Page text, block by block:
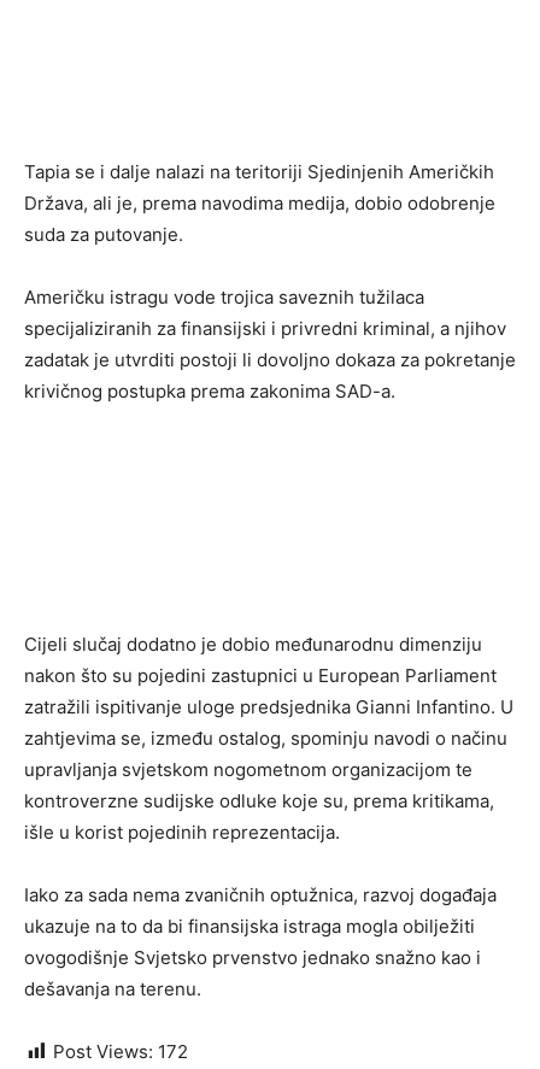
Tapia se i dalje nalazi na teritoriji Sjedinjenih Američkih
Država, ali je, prema navodima medija, dobio odobrenje
suda za putovanje.
Američku istragu vode trojica saveznih tužilaca
specijaliziranih za finansijski i privredni kriminal, a njihov
zadatak je utvrditi postoji li dovoljno dokaza za pokretanje
krivičnog postupka prema zakonima SAD-a.
Cijeli slučaj dodatno je dobio međunarodnu dimenziju
nakon što su pojedini zastupnici u European Parliament
zatražili ispitivanje uloge predsjednika Gianni Infantino. U
zahtjevima se, između ostalog, spominju navodi o načinu
upravljanja svjetskom nogometnom organizacijom te
kontroverzne sudijske odluke koje su, prema kritikama,
išle u korist pojedinih reprezentacija.
Iako za sada nema zvaničnih optužnica, razvoj događaja
ukazuje na to da bi finansijska istraga mogla obilježiti
ovogodišnje Svjetsko prvenstvo jednako snažno kao i
dešavanja na terenu.
Post Views: 172